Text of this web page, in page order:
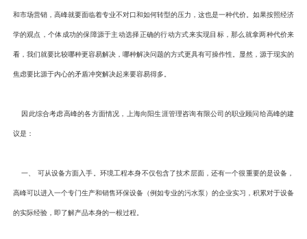
和市场营销，高峰就要面临着专业不对口和如何转型的压力，这也是一种代价。如果按照经济
学的观点，个体成功的保障源于主动选择正确的行动方式来实现目标，那么就拿两种代价来
看，我们就要比较哪种更容易解决，哪种解决问题的方式更具有可操作性。显然，源于现实的
焦虑要比源于内心的矛盾冲突解决起来要容易得多。
因此综合考虑高峰的各方面情况，上海向阳生涯管理咨询有限公司的职业顾问给高峰的建
议是：
一、 可从设备方面入手。环境工程本身不仅包含了技术层面，还有一个很重要的是设备，
高峰可以进入一个专门生产和销售环保设备（例如专业的污水泵）的企业实习，积累对于设备
的实际经验，即了解产品本身的一根过程。